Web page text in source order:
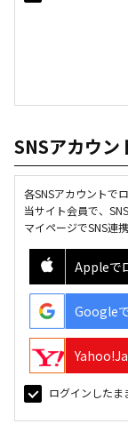
SNSアカウン
各SNSアカウントで
当サイト会員で、
マイページでSNS連
Appleで
Google
ログインしたま